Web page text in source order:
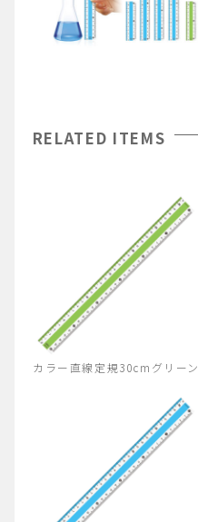
RELATED ITEMS
カラー直線定規30cmグリーン